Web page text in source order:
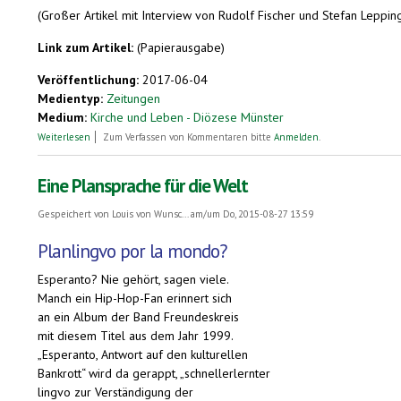
(Großer Artikel mit Interview von Rudolf Fischer und Stefan
Link zum Artikel: (Papierausgabe)
Veröffentlichung: 2017-06-04
Medientyp: Zeitungen
Medium: Kirche und Leben - Diözese Münster
Weiterlesen über Beten auf Esperanto
Zum Verfassen von Kommentaren bitte Anmelden.
Eine Plansprache für die Welt
Gespeichert von Louis von Wunsc...am/um Do, 2015-08-27 13:59
Planlingvo por la mondo?
Esperanto? Nie gehört, sagen viele.
Manch ein Hip-Hop-Fan erinnert sich
an ein Album der Band Freundeskreis
mit diesem Titel aus dem Jahr 1999.
„Esperanto, Antwort auf den kulturellen
Bankrott“ wird da gerappt, „schnellerlernter
lingvo zur Verständigung der